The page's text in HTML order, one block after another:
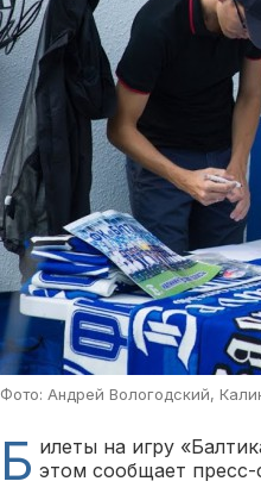
Фото: Андрей Вологодский,
Б илеты на игру
этом сообщает пресс-